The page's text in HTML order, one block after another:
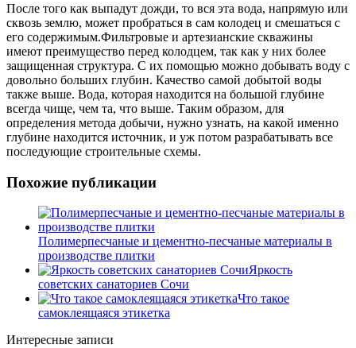
После того как выпадут дожди, то вся эта вода, напрямую или
сквозь землю, может пробраться в сам колодец и смешаться с
его содержимым.Фильтровые и артезианские скважины
имеют преимущество перед колодцем, так как у них более
защищенная структура. С их помощью можно добывать воду с
довольно больших глубин. Качество самой добытой воды
также выше. Вода, которая находится на большой глубине
всегда чище, чем та, что выше. Таким образом, для
определения метода добычи, нужно узнать, на какой именно
глубине находится источник, и уж потом разрабатывать все
последующие строительные схемы.
Похожие публикации
Полимерпесчаные и цементно-песчаные материалы в
производстве плитки
Яркость
советских санаториев Сочи
Что такое
самоклеящаяся этикетка
Интересные записи